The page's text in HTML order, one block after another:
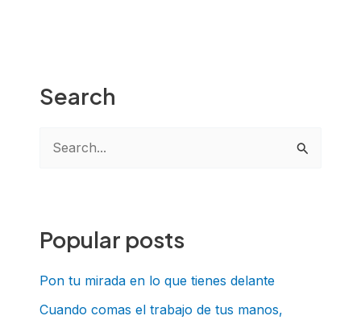
Search
c
r
p
Popular posts
Pon tu mirada en lo que tienes delante
Cuando comas el trabajo de tus manos,